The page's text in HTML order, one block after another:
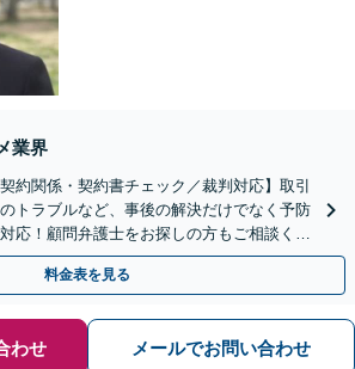
業界
約関係・契約書チェック／裁判対応】取引
トラブルなど、事後の解決だけでなく予防
応！顧問弁護士をお探しの方もご相談くだ
個別案件も対応OK】
料金表を見る
わせ メールでお問い合わせ